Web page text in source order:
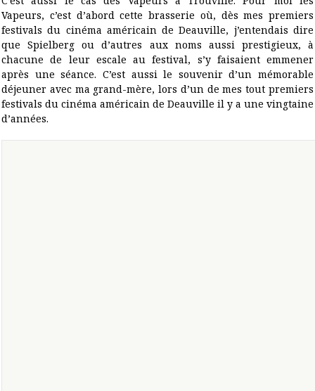
Vapeurs, c’est d’abord cette brasserie où, dès mes premiers
festivals du cinéma américain de Deauville, j’entendais dire
que Spielberg ou d’autres aux noms aussi prestigieux, à
chacune de leur escale au festival, s’y faisaient emmener
après une séance. C’est aussi le souvenir d’un mémorable
déjeuner avec ma grand-mère, lors d’un de mes tout premiers
festivals du cinéma américain de Deauville il y a une vingtaine
d’années.